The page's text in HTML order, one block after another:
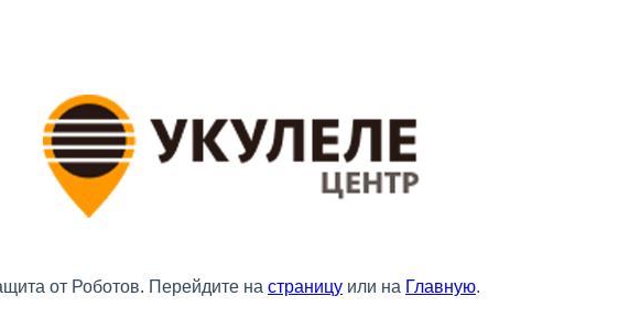
от Роботов. Перейдите на страницу или на Главную.